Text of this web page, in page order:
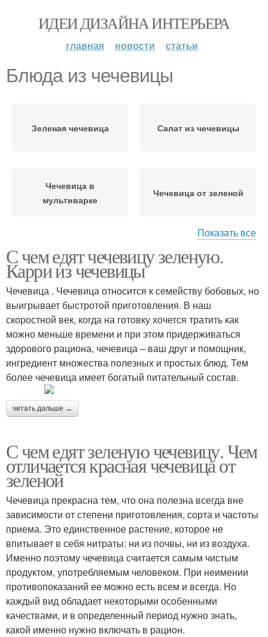
ИДЕИ ДИЗАЙНА ИНТЕРЬЕРА
главная новости статьи
Блюда из чечевицы
Зеленая чечевица Салат из чечевицы
Чечевица в
мультиварке
Чечевица от зеленой
Простые блюда Чечевица с луком
Показать все
С чем едят чечевицу зеленую.
Карри из чечевицы
Чечевица . Чечевица относится к семейству бобовых, но
выигрывает быстротой приготовления. В наш
скоростной век, когда на готовку хочется тратить как
можно меньше времени и при этом придерживаться
здорового рациона, чечевица – ваш друг и помощник,
ингредиент множества полезных и простых блюд. Тем
более чечевица имеет богатый питательный состав.
читать дальше →
С чем едят зеленую чечевицу. Чем
отличается красная чечевица от
зеленой
Чечевица прекрасна тем, что она полезна всегда вне
зависимости от степени приготовления, сорта и частоты
приема. Это единственное растение, которое не
впитывает в себя нитраты: ни из почвы, ни из воздуха.
Именно поэтому чечевица считается самым чистым
продуктом, употребляемым человеком. При неимении
противопоказаний ее можно есть всем и всегда. Но
каждый вид обладает некоторыми особенными
качествами, и в определенный период нужно знать,
какой именно нужно включать в рацион.